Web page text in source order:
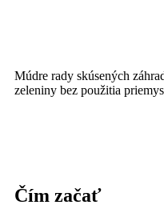
Múdre rady skúsených
zeleniny bez použitia
Čím začať